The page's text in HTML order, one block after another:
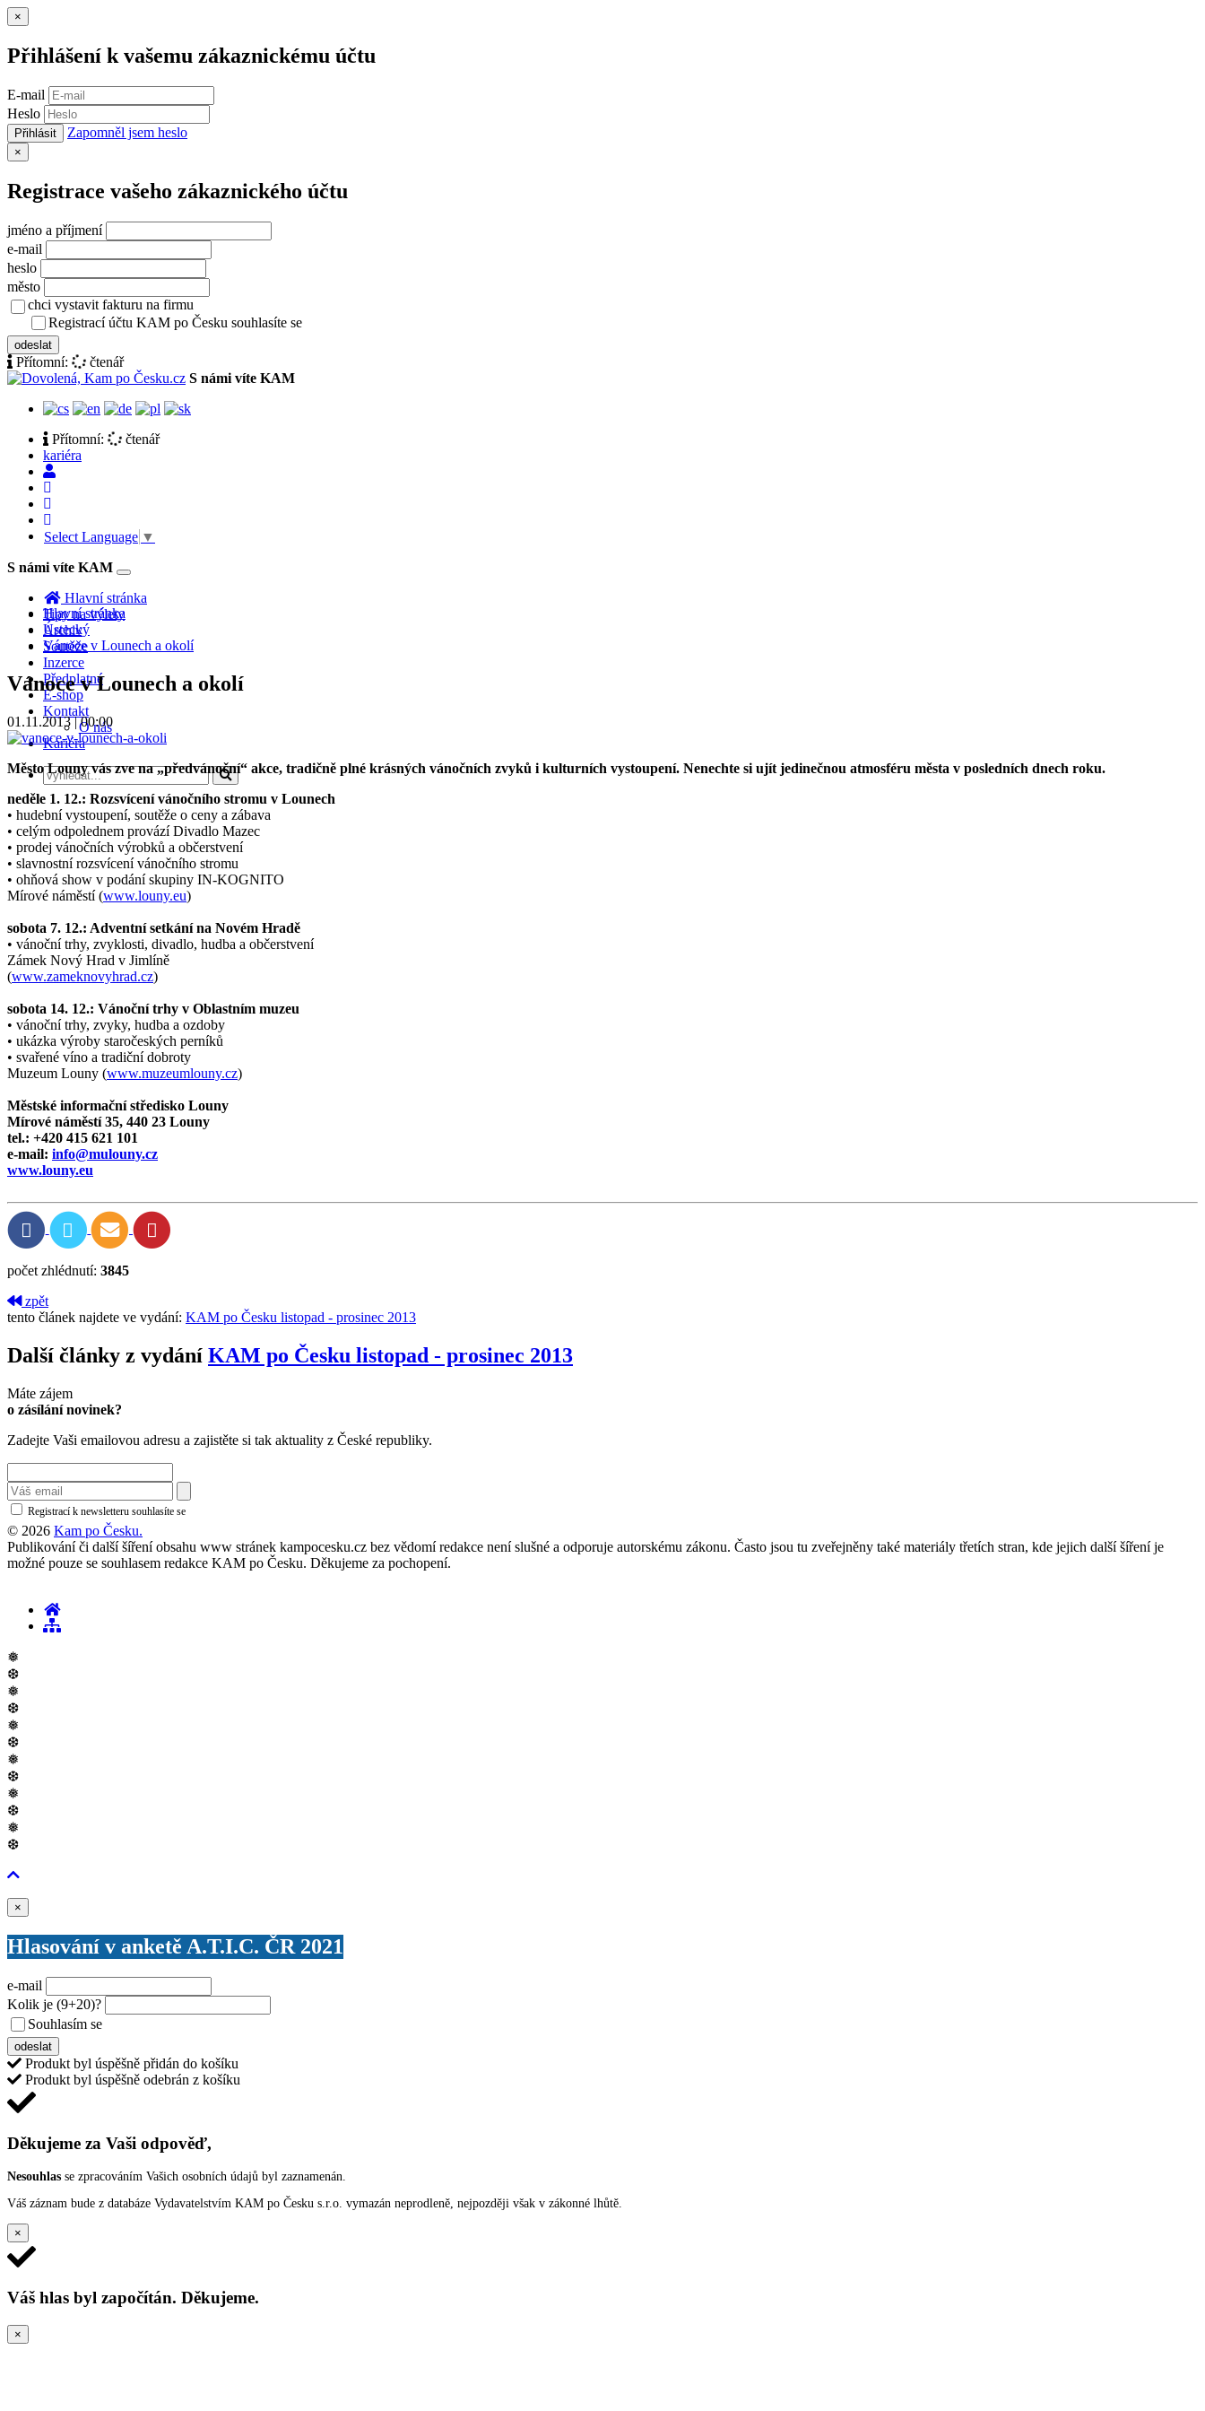
×
Přihlášení k vašemu zákaznickému účtu
E-mail
Heslo
Přihlásit Zapomněl jsem heslo
×
Registrace vašeho zákaznického účtu
jméno a příjmení
e-mail
heslo
město
chci vystavit fakturu na firmu
Registrací účtu KAM po Česku souhlasíte se
odeslat
Přítomní:
čtenář
S námi víte KAM
Přítomní:
čtenář
kariéra
Select Language ▼
S námi víte KAM
Toggle
navigation
Hlavní stránka
Tipy na výlety
Archiv
Soutěže
Inzerce
Předplatné
E-shop
Kontakt
O nás
Kariéra
Hlavní stránka
Ústecký
Vánoce v Lounech a okolí
Vánoce v Lounech a okolí
01.11.2013 | 00:00
Město Louny vás zve na „předvánoční“ akce, tradičně plné krásných vánočních zvyků i kulturních vystoupení. Nenechte si ujít jedinečnou atmosféru města v posledních dnech roku.
neděle 1. 12.: Rozsvícení vánočního stromu v Lounech
• hudební vystoupení, soutěže o ceny a zábava
• celým odpolednem provází Divadlo Mazec
• prodej vánočních výrobků a občerstvení
• slavnostní rozsvícení vánočního stromu
• ohňová show v podání skupiny IN-KOGNITO
Mírové náměstí (www.louny.eu)
sobota 7. 12.: Adventní setkání na Novém Hradě
• vánoční trhy, zvyklosti, divadlo, hudba a občerstvení
Zámek Nový Hrad v Jimlíně
(www.zameknovyhrad.cz)
sobota 14. 12.: Vánoční trhy v Oblastním muzeu
• vánoční trhy, zvyky, hudba a ozdoby
• ukázka výroby staročeských perníků
• svařené víno a tradiční dobroty
Muzeum Louny (www.muzeumlouny.cz)
Městské informační středisko Louny
Mírové náměstí 35, 440 23 Louny
tel.: +420 415 621 101
e-mail: info@mulouny.cz
www.louny.eu
počet zhlédnutí: 3845
zpět
tento článek najdete ve vydání: KAM po Česku listopad - prosinec 2013
Další články z vydání KAM po Česku listopad - prosinec 2013
Máte zájem
o zásílání novinek?
Zadejte Vaši emailovou adresu a zajistěte si tak aktuality z České republiky.
Registrací k newsletteru souhlasíte se
© 2026 Kam po Česku.
Publikování či další šíření obsahu www stránek kampocesku.cz bez vědomí redakce není slušné a odporuje autorskému zákonu. Často jsou tu zveřejněny také materiály třetích stran, kde jejich další šíření je
možné pouze se souhlasem redakce KAM po Česku. Děkujeme za pochopení.
❅
❆
❅
❆
❅
❆
❅
❆
❅
❆
❅
❆
×
Hlasování v anketě A.T.I.C. ČR 2021
e-mail
Kolik je (9+20)?
Souhlasím se
odeslat
Produkt byl úspěšně přidán do košíku
Produkt byl úspěšně odebrán z košíku
Děkujeme za Vaši odpověď,
Nesouhlas se zpracováním Vašich osobních údajů byl zaznamenán.
Váš záznam bude z databáze Vydavatelstvím KAM po Česku s.r.o. vymazán neprodleně, nejpozději však v zákonné lhůtě.
×
Váš hlas byl započítán. Děkujeme.
×